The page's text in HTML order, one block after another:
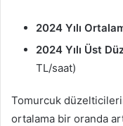
2024 Yılı
2024 Yılı Üst
TL/saat)
Tomurcuk
ortalama bir oranda